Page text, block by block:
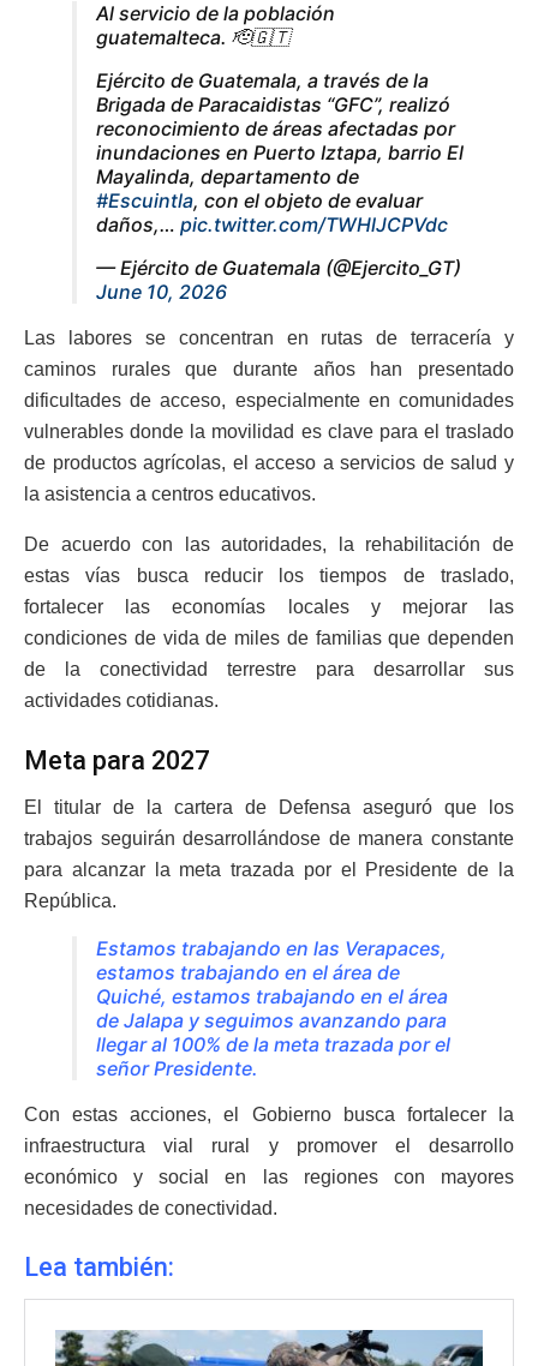
Al servicio de la población
guatemalteca. 🫡🇬🇹
Ejército de Guatemala, a través de la
Brigada de Paracaidistas “GFC”, realizó
reconocimiento de áreas afectadas por
inundaciones en Puerto Iztapa, barrio El
Mayalinda, departamento de
#Escuintla, con el objeto de evaluar
daños,… pic.twitter.com/TWHlJCPVdc
— Ejército de Guatemala (@Ejercito_GT)
June 10, 2026
Las labores se concentran en rutas de terracería y
caminos rurales que durante años han presentado
dificultades de acceso, especialmente en comunidades
vulnerables donde la movilidad es clave para el traslado
de productos agrícolas, el acceso a servicios de salud y
la asistencia a centros educativos.
De acuerdo con las autoridades, la rehabilitación de
estas vías busca reducir los tiempos de traslado,
fortalecer las economías locales y mejorar las
condiciones de vida de miles de familias que dependen
de la conectividad terrestre para desarrollar sus
actividades cotidianas.
Meta para 2027
El titular de la cartera de Defensa aseguró que los
trabajos seguirán desarrollándose de manera constante
para alcanzar la meta trazada por el Presidente de la
República.
Estamos trabajando en las Verapaces,
estamos trabajando en el área de
Quiché, estamos trabajando en el área
de Jalapa y seguimos avanzando para
llegar al 100% de la meta trazada por el
señor Presidente.
Con estas acciones, el Gobierno busca fortalecer la
infraestructura vial rural y promover el desarrollo
económico y social en las regiones con mayores
necesidades de conectividad.
Lea también: